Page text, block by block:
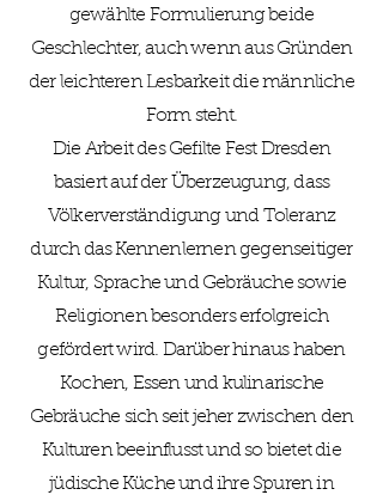
gewählte Formulierung beide
Geschlechter, auch wenn aus Gründen
der leichteren Lesbarkeit die männliche
Form steht.
Die Arbeit des Gefilte Fest Dresden
basiert auf der Überzeugung, dass
Völkerverständigung und Toleranz
durch das Kennenlernen gegenseitiger
Kultur, Sprache und Gebräuche sowie
Religionen besonders erfolgreich
gefördert wird. Darüber hinaus haben
Kochen, Essen und kulinarische
Gebräuche sich seit jeher zwischen den
Kulturen beeinflusst und so bietet die
jüdische Küche und ihre Spuren in